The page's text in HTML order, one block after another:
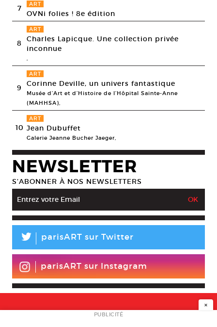
7 ART
OVNi folies ! 8e édition
8
ART
Charles Lapicque. Une collection privée
inconnue
,
9
ART
Corinne Deville, un univers fantastique
Musée d’Art et d’Histoire de l’Hôpital Sainte-Anne
(MAHHSA),
10
ART
Jean Dubuffet
Galerie Jeanne Bucher Jaeger,
NEWSLETTER
S’ABONNER À NOS NEWSLETTERS
L parisART sur Twitter
parisART sur Instagram
NEWSLETTER
×
PUBLICITÉ